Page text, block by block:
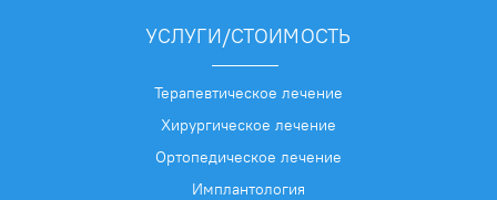
УСЛУГИ/СТОИМОСТЬ
Терапевтическое лечение
Хирургическое лечение
Ортопедическое лечение
Имплантология